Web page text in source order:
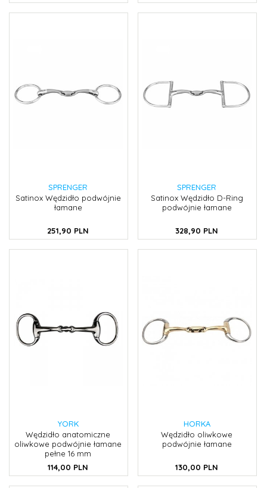
SPRENGER
Satinox Wędzidło podwójnie
łamane
251,90 PLN
SPRENGER
Satinox Wędzidło D-Ring
podwójnie łamane
328,90 PLN
YORK
Wędzidło anatomiczne
oliwkowe podwójnie łamane
pełne 16 mm
114,00 PLN
HORKA
Wędzidło oliwkowe
podwójnie łamane
130,00 PLN